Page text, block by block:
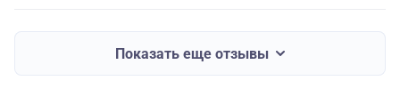
Показать еще отзывы